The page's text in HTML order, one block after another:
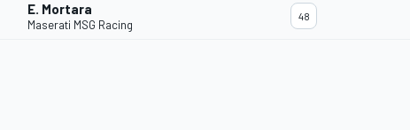
E. Mortara
Maserati MSG Racing
48